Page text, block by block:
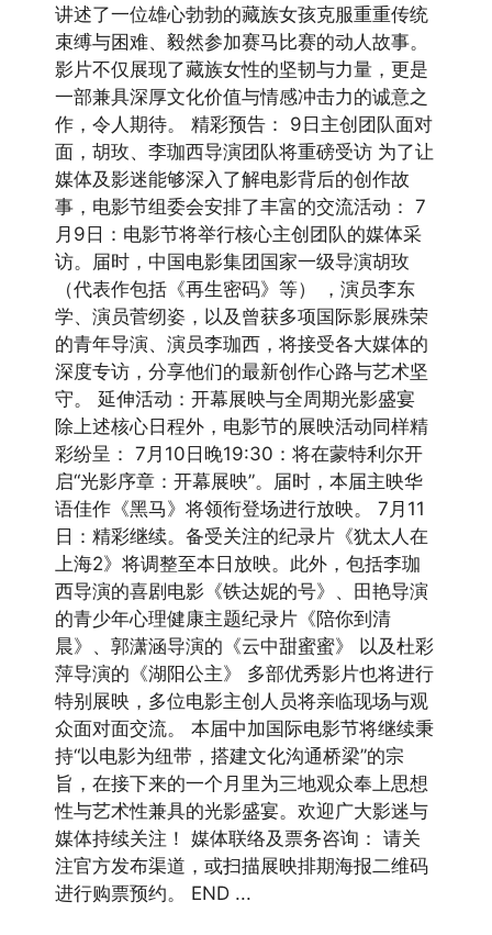
讲述了一位雄心勃勃的藏族女孩克服重重传统
束缚与困难、毅然参加赛马比赛的动人故事。
影片不仅展现了藏族女性的坚韧与力量，更是
一部兼具深厚文化价值与情感冲击力的诚意之
作，令人期待。 精彩预告： 9日主创团队面对
面，胡玫、李珈西导演团队将重磅受访 为了让
媒体及影迷能够深入了解电影背后的创作故
事，电影节组委会安排了丰富的交流活动： 7
月9日：电影节将举行核心主创团队的媒体采
访。届时，中国电影集团国家一级导演胡玫
（代表作包括《再生密码》等） ，演员李东
学、演员菅纫姿，以及曾获多项国际影展殊荣
的青年导演、演员李珈西，将接受各大媒体的
深度专访，分享他们的最新创作心路与艺术坚
守。 延伸活动：开幕展映与全周期光影盛宴
除上述核心日程外，电影节的展映活动同样精
彩纷呈： 7月10日晚19:30：将在蒙特利尔开
启“光影序章：开幕展映”。届时，本届主映华
语佳作《黑马》将领衔登场进行放映。 7月11
日：精彩继续。备受关注的纪录片《犹太人在
上海2》将调整至本日放映。此外，包括李珈
西导演的喜剧电影《铁达妮的号》、田艳导演
的青少年心理健康主题纪录片《陪你到清
晨》、郭潇涵导演的《云中甜蜜蜜》 以及杜彩
萍导演的《湖阳公主》 多部优秀影片也将进行
特别展映，多位电影主创人员将亲临现场与观
众面对面交流。 本届中加国际电影节将继续秉
持“以电影为纽带，搭建文化沟通桥梁”的宗
旨，在接下来的一个月里为三地观众奉上思想
性与艺术性兼具的光影盛宴。欢迎广大影迷与
媒体持续关注！ 媒体联络及票务咨询： 请关
注官方发布渠道，或扫描展映排期海报二维码
进行购票预约。 END ...